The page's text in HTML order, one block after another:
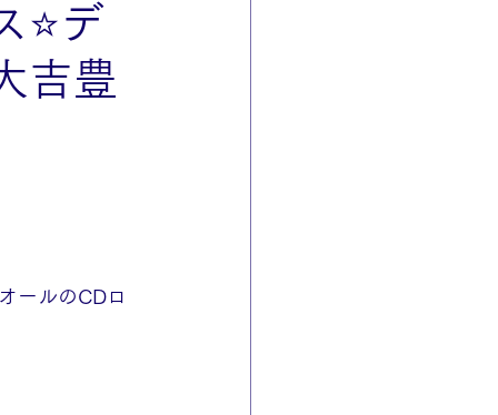
⭐️デ
吉豊
ールのCDロ